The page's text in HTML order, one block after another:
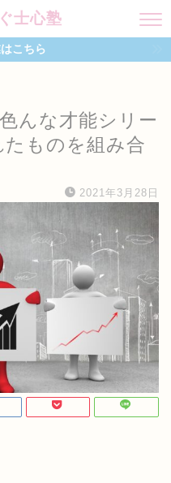
士心塾
こちら
んな才能シリー
ものを組み合
2021年3月28日